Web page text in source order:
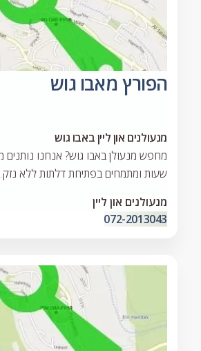
הפורץ מאבו גוש
מנעולנים און ליין באבו גוש
שעות ומתמחים בפתיחת דלתות ללא נזק.
מנעולנים און ליין
072-2013043